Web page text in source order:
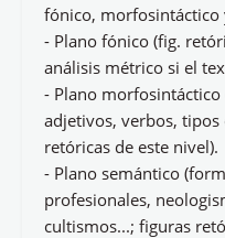
fónico, morfosintáctico
- Plano fónico (fig.
análisis métrico si el
- Plano
adjetivos, verbos,
retóricas de este nivel).
- Plano semántico
profesionales,
cultismos...; figuras